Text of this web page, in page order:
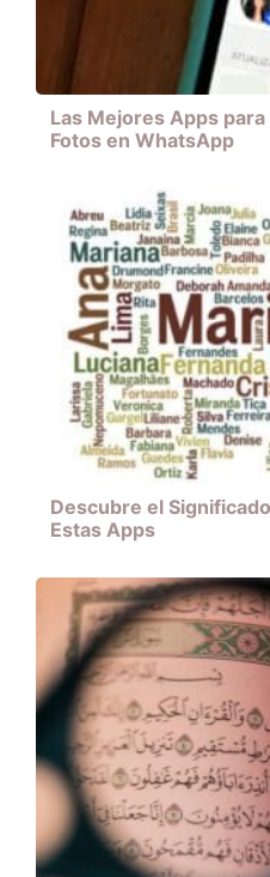
Las Mejores Apps
Fotos en WhatsApp
Descubre el
Estas Apps